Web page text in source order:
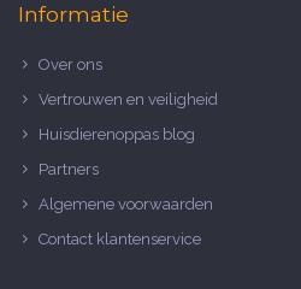
Informatie
Over ons
Vertrouwen en veiligheid
Huisdierenoppas blog
Partners
Algemene voorwaarden
Contact klantenservice